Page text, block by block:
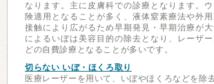
なります。主に皮膚科での診療となります。
険適用となることが多く、液体窒素療法や外用
接触により広がるため早期発見・早期治療が
によるいぼは美容目的の除去となり、レーザ
どの自費診療となることが多いです。
切らない いぼ・ほくろ取り
医療レーザーを用いて、いぼやほくろなどを除